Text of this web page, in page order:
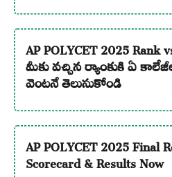
AP POLYCET 2025 Rank
మీకు వచ్చిన ర్యాంకుకి ఏ
వెంటనే తెలుసుకోండి
AP POLYCET 2025 Final
Scorecard & Results Now